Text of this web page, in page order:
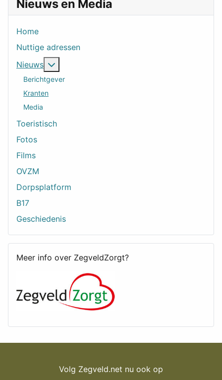
Nieuws en Media
Home
Nuttige adressen
Nieuws
Berichtgever
Kranten
Media
Toeristisch
Fotos
Films
OVZM
Dorpsplatform
B17
Geschiedenis
Meer info over ZegveldZorgt?
Volg Zegveld.net nu ook op